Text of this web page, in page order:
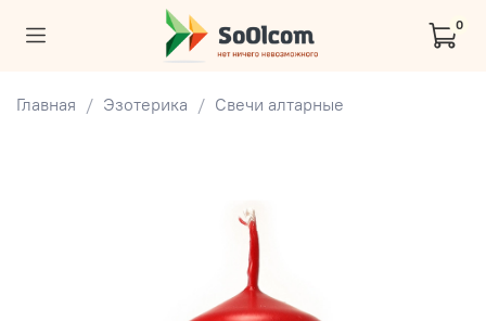
0
Главная Эзотерика Свечи алтарные